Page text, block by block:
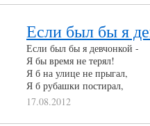
Если был бы я
Если был бы я девчонкой -
Я бы время не терял!
Я б на улице не прыгал,
Я б рубашки постирал,
17.08.2012